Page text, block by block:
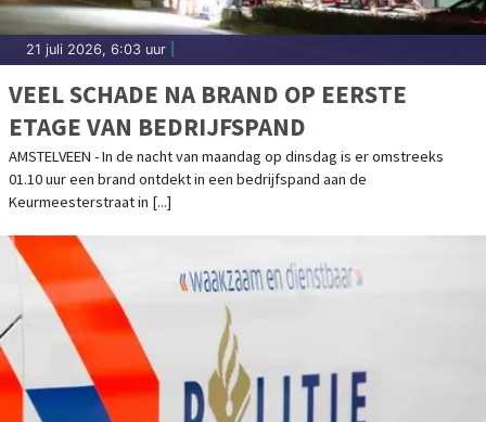
21 juli 2026, 6:03 uur
VEEL SCHADE NA BRAND OP EERSTE
ETAGE VAN BEDRIJFSPAND
AMSTELVEEN - In de nacht van maandag op dinsdag is er omstreeks
01.10 uur een brand ontdekt in een bedrijfspand aan de
Keurmeesterstraat in [...]